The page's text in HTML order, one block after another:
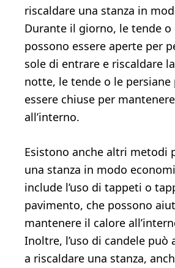
riscaldare una stanza in
Durante il giorno, le tende o
possono essere aperte per
sole di entrare e riscaldare
notte, le tende o le persiane
essere chiuse per
all’interno.
Esistono anche altri metodi
una stanza in modo
include l’uso di tappeti o
pavimento, che possono
mantenere il calore
Inoltre, l’uso di candele può
a riscaldare una stanza,